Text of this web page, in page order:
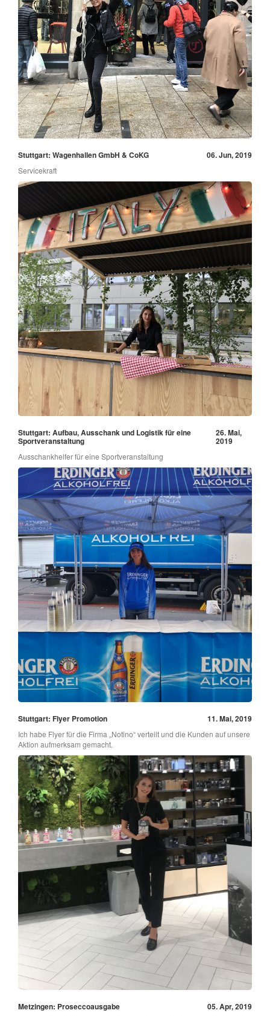
Stuttgart: Wagenhallen GmbH & CoKG 06. Jun, 2019
Servicekraft
Stuttgart: Aufbau, Ausschank und Logistik für eine
Sportveranstaltung
26. Mai,
2019
Ausschankhelfer für eine Sportveranstaltung
Stuttgart: Flyer Promotion 11. Mai, 2019
Ich habe Flyer für die Firma „Notino“ verteilt und die Kunden auf unsere
Aktion aufmerksam gemacht.
Metzingen: Proseccoausgabe 05. Apr, 2019